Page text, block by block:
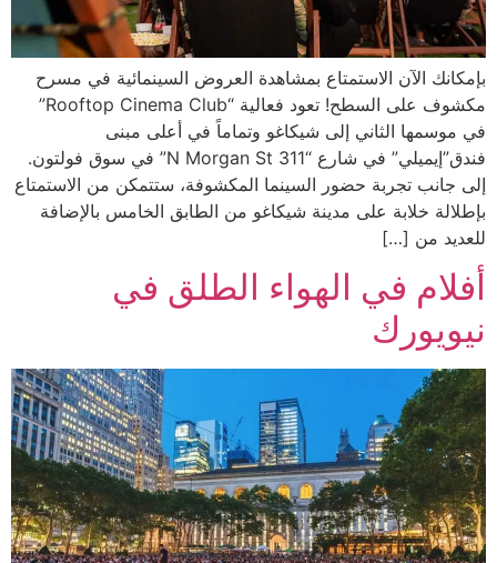
بإمكانك الآن الاستمتاع بمشاهدة العروض السينمائية في مسرح
مكشوف على السطح! تعود فعالية “Rooftop Cinema Club”
في موسمها الثاني إلى شيكاغو وتماماً في أعلى مبنى
فندق”إيميلي” في شارع “311 N Morgan St” في سوق فولتون.
إلى جانب تجربة حضور السينما المكشوفة، ستتمكن من الاستمتاع
بإطلالة خلابة على مدينة شيكاغو من الطابق الخامس بالإضافة
للعديد من […]
أفلام في الهواء الطلق في
نيويورك